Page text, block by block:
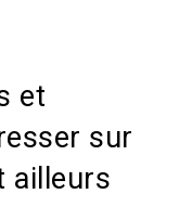
et
sur
ailleurs